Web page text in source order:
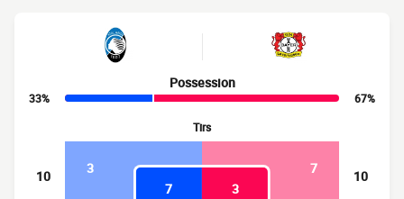
Possession
33%
67%
Tirs
10 3
7
7
3
10